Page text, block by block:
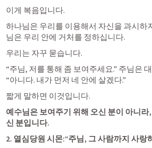
이게 복음입니다.
하나님은 우리를 이용해서 자신을 과시하
님은 우리 안에 거처를 정하십니다.
우리는 자꾸 묻습니다.
“주님, 저를 통해 좀 보여주세요.” 주님은
“아니다. 내가 먼저 네 안에 살겠다.”
짧게 말하면 이것입니다.
예수님은 보여주기 위해 오신 분이 아니라
신 분입니다.
2. 열심당원 시몬:“주님, 그 사람까지 사랑